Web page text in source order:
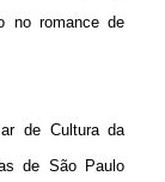
no romance de
de Cultura da
de São Paulo